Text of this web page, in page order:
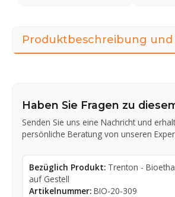
Produktbeschreibung und
Haben Sie Fragen zu
Senden Sie uns eine Nachricht und
persönliche Beratung von unseren
Bezüglich Produkt: Trenton -
auf Gestell
Artikelnummer: BIO-20-309